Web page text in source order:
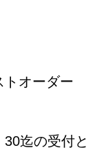
トオーダー
迄の受付と